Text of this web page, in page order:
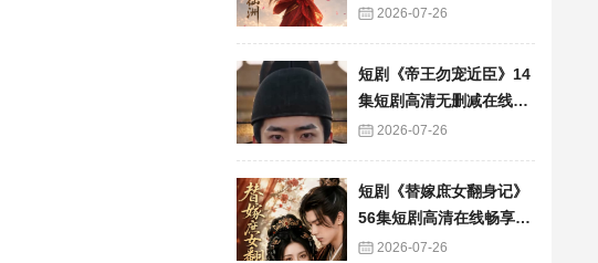
完整版资源
2026-07-26
短剧《帝王勿宠近臣》14
集短剧高清无删减在线观
看 2026-07-26
短剧《替嫁庶女翻身记》
56集短剧高清在线畅享全
集 2026-07-26